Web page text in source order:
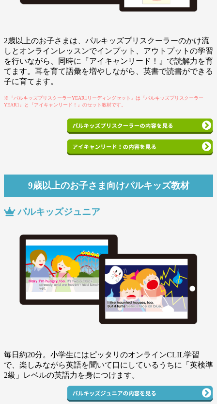
2歳以上のお子さまは、パルキッズプリスクーラーのかけ流
しとオンラインレッスンでインプット、アウトプットの学習
を行いながら、同時に『アイキャンリード！』で読解力を育
てます。耳を育て語彙を増やしながら、英書で読書ができる
子に育てます。
※『パルキッズプリスクーラーYEAR1リーディングセット』は『パルキッズプリスクーラー
YEAR1』と『アイキャンリード！』のセット教材です。
9歳以上のお子さま向けパルキッズ教材
パルキッズジュニア
毎日約20分。小学生にはピッタリのオンラインCLIL学習
で、楽しみながら英語を聞いて口にしているうちに「英検準
2級」レベルの英語力を身につけます。